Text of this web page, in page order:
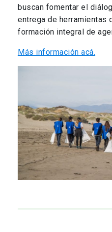
buscan fomentar el
entrega de herramientas
formación integral de
Más información acá.